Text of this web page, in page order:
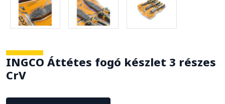
INGCO Áttétes fogó készlet 3 részes
CrV